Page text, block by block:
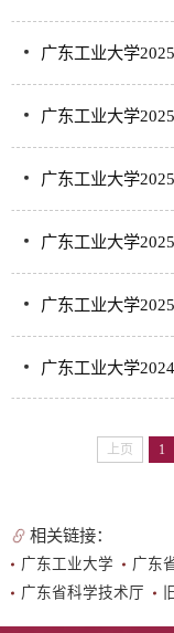
广东工业大学
上页 1
相关链接：
广东工业大学 广东
广东省科学技术厅